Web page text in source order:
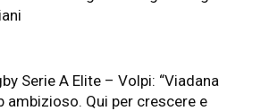
Serie A Elite – Volpi: “Viadana
ambizioso. Qui per crescere e